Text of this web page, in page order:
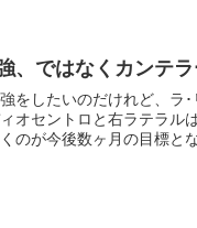
、ではなくカンテ
をしたいのだけれど、ラ
オセントロと右ラテラル
のが今後数ヶ月の目標と